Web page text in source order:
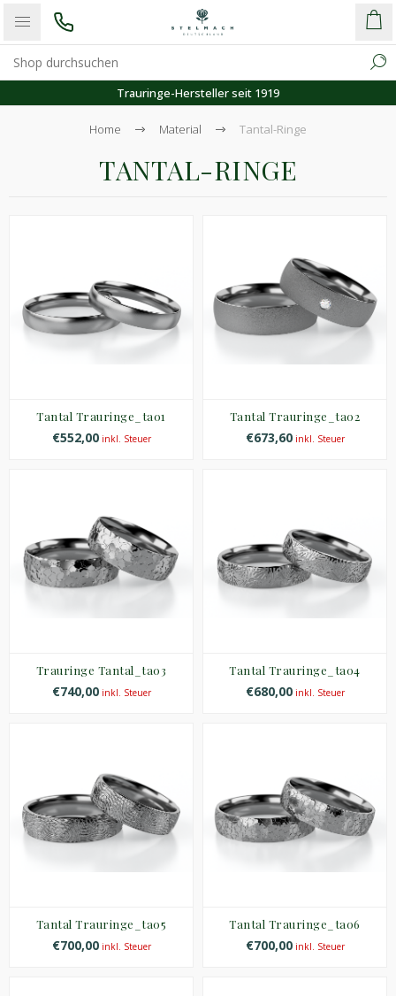
Hersteller seit 1919
Home Material Tantal-Ringe
TANTAL-RINGE
Tantal Trauringe_ta01
€552,00inkl. Steuer
Tantal Trauringe_ta02
€673,60inkl. Steuer
Trauringe Tantal_ta03
€740,00inkl. Steuer
Tantal Trauringe_ta04
€680,00inkl. Steuer
Tantal Trauringe_ta05
€700,00inkl. Steuer
Tantal Trauringe_ta06
€700,00inkl. Steuer